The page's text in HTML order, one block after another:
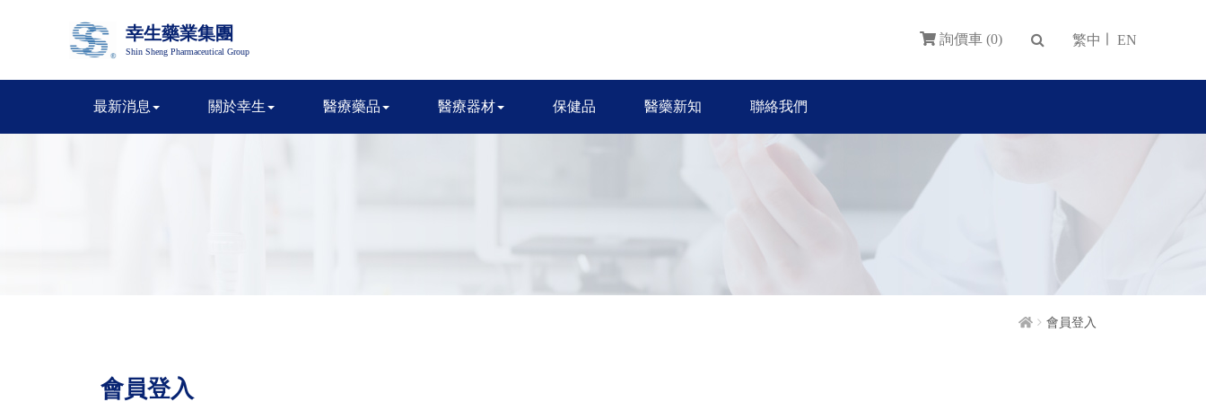
幸生藥業集團
Shin Sheng Pharmaceutical Group
詢價車 (0) 繁中 EN
最新消息 關於幸生 醫療藥品 醫療器材 保健品 醫藥新知 聯絡我們
會員登入
會員登入